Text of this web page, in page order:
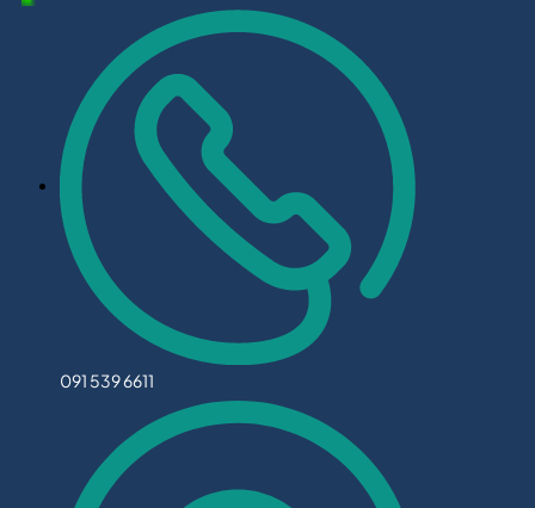
091 539 6611